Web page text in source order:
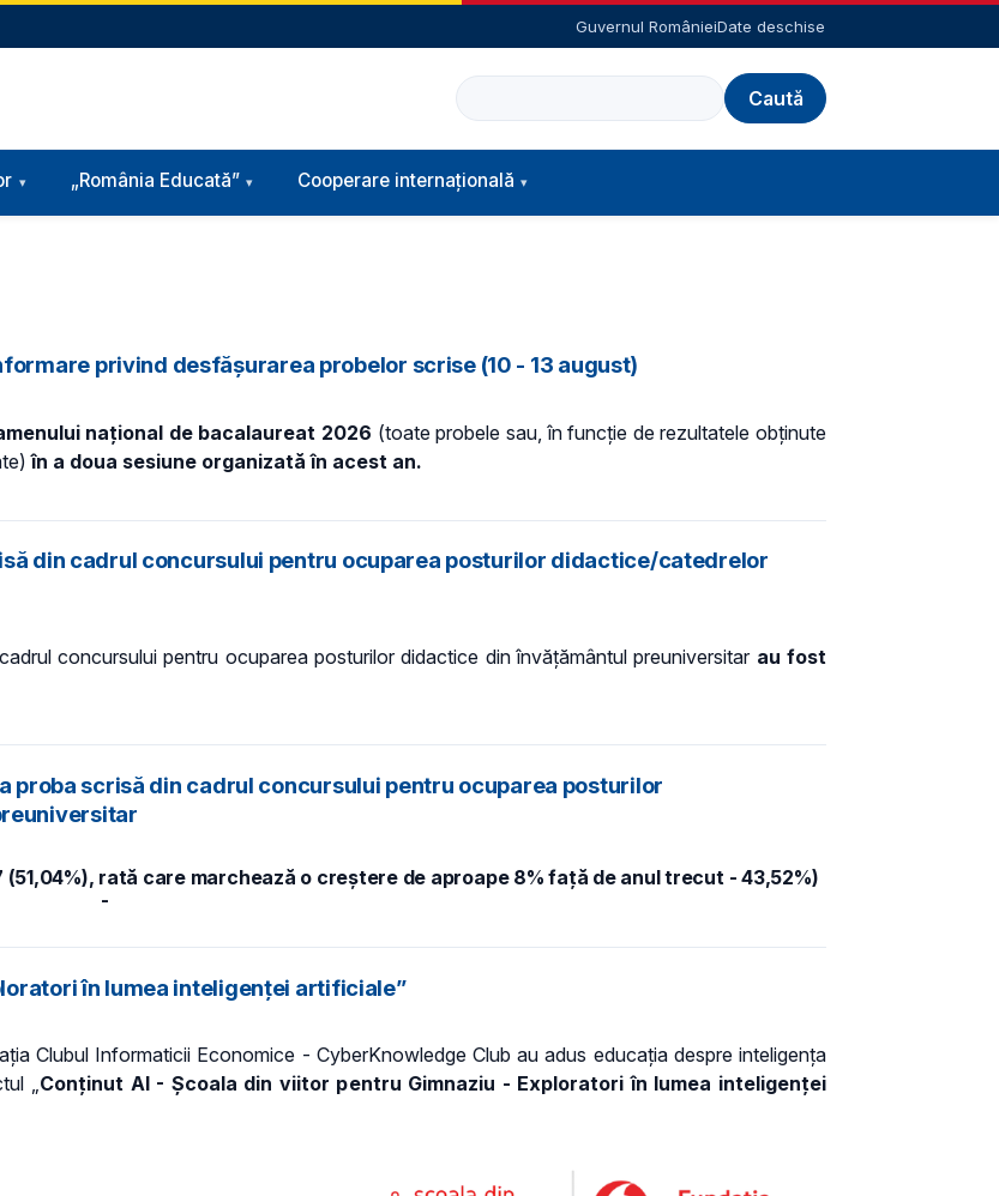
Guvernul RomânieiDate deschise
Caută
„România Educată” Cooperare internațională
privind desfășurarea probelor scrise (10 - 13 august)
național de bacalaureat 2026 (toate probele sau, în funcție de rezultatele obținute
în a doua sesiune organizată în acest an.
din cadrul concursului pentru ocuparea posturilor didactice/catedrelor
concursului pentru ocuparea posturilor didactice din învățământul preuniversitar au fost
scrisă din cadrul concursului pentru ocuparea posturilor
rată care marchează o creștere de aproape 8% față de anul trecut - 43,52%)
-
în lumea inteligenței artificiale”
Clubul Informaticii Economice - CyberKnowledge Club au adus educația despre inteligența
„Conținut AI - Școala din viitor pentru Gimnaziu - Exploratori în lumea inteligenței